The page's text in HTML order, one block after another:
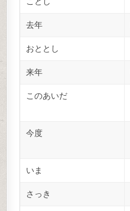
去年
おととし
来年
このあいだ
今度
いま
さっき